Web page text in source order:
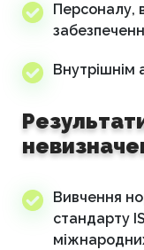
Персоналу,
Внутрішнім
Вивчення
стандарту